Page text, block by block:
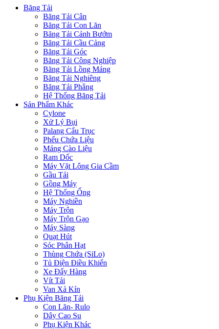
Băng Tải
Băng Tải Cân
Băng Tải Con Lăn
Băng Tải Cánh Bướm
Băng Tải Cầu Cảng
Băng Tải Góc
Băng Tải Công Nghiệp
Băng Tải Lồng Máng
Băng Tải Nghiêng
Băng Tải Phẳng
Hệ Thống Băng Tải
Sản Phẩm Khác
Cylone
Xử Lý Bụi
Palang Cẩu Trục
Phểu Chứa Liệu
Máng Cào Liệu
Ram Dốc
Máy Vặt Lông Gia Cầm
Gầu Tải
Gồng Máy
Hệ Thống Ống
Máy Nghiền
Máy Trộn
Máy Trộn Gạo
Máy Sàng
Quạt Hút
Sóc Phân Hạt
Thùng Chứa (SiLo)
Tủ Điện Điều Khiển
Xe Đẩy Hàng
Vít Tải
Van Xả Kín
Phụ Kiện Băng Tải
Con Lăn- Rulo
Dây Cao Su
Phụ Kiện Khác